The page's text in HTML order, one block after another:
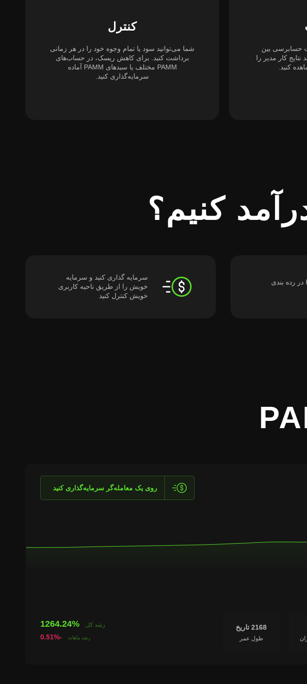
بین
کار مدیر را
کنید.
کنترل
شما می‌توانید سود یا تمام وجوه خود را در هر زمانی
برداشت کنید. برای کاهش ریسک، در حساب‌های
PAMM مختلف یا سبدهای PAMM آماده
سرمایه‌گذاری کنید.
کنیم؟
یک اکانت PAMM در رده بندی
سرمایه گذاری کنید و سرمایه
خویش را از طریق ناحیه کاربری
خویش کنترل کنید
رشد کل: 1264.24%
رشد ماهانه: -0.51%
2168 تاریخ
طول عمر
روی یک معامله‌گر سرمایه‌گذاری کنید